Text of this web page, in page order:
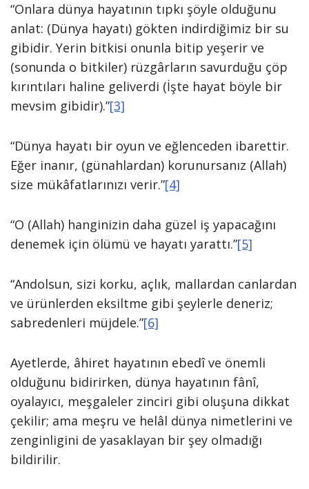
“Onlara dünya hayatının tıpkı şöyle olduğunu
anlat: (Dünya hayatı) gökten indirdiğimiz bir su
gibidir. Yerin bitkisi onunla bitip yeşerir ve
(sonunda o bitkiler) rüzgârların savurduğu çöp
kırıntıları haline geliverdi (İşte hayat böyle bir
mevsim gibidir).”[3]
“Dünya hayatı bir oyun ve eğlenceden ibarettir.
Eğer inanır, (günahlardan) korunursanız (Allah)
size mükâfatlarınızı verir.”[4]
“O (Allah) hanginizin daha güzel iş yapacağını
denemek için ölümü ve hayatı yarattı.”[5]
“Andolsun, sizi korku, açlık, mallardan canlardan
ve ürünlerden eksiltme gibi şeylerle deneriz;
sabredenleri müjdele.”[6]
Ayetlerde, âhiret hayatının ebedî ve önemli
olduğunu bidirirken, dünya hayatının fânî,
oyalayıcı, meşgaleler zinciri gibi oluşuna dikkat
çekilir; ama meşru ve helâl dünya nimetlerini ve
zenginligini de yasaklayan bir şey olmadığı
bildirilir.